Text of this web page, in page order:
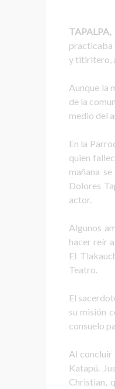
practicaba
y titiritero,
Aunque la
de la
medio del
En la
quien
mañana
Dolores
actor.
Algunos
hacer reír
El
Teatro.
El
su misión
consuelo
Al concluir
Katapú.
Christian,